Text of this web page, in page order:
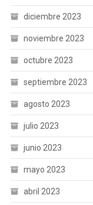
diciembre 2023
noviembre 2023
octubre 2023
septiembre 2023
agosto 2023
julio 2023
junio 2023
mayo 2023
abril 2023